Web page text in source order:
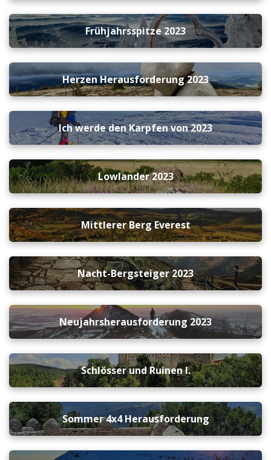
Frühjahrsspitze 2023
Herzen Herausforderung 2023
Ich werde den Karpfen von 2023
Lowlander 2023
Mittlerer Berg Everest
Nacht-Bergsteiger 2023
Neujahrsherausforderung 2023
Schlösser und Ruinen I.
Sommer 4x4 Herausforderung